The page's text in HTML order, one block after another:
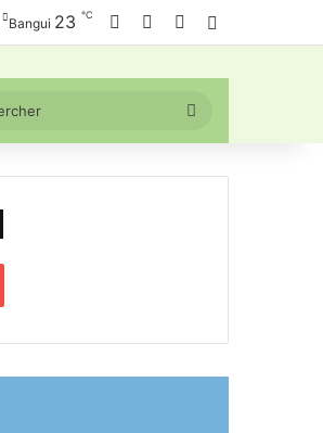
Bangui 23 ℃ Facebook YouTube
Rechercher